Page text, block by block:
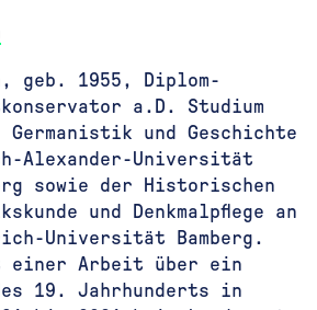
geb. 1955, Diplom-
a.D. Studium
Germanistik und Geschichte
Alexander-Universität
sowie der Historischen
und Denkmalpflege an
Universität Bamberg.
einer Arbeit über ein
19. Jahrhunderts in